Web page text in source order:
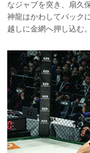
なジャブを突き、扇久
神龍はかわしてバック
越しに金網へ押し込む。